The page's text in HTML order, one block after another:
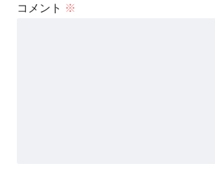
コメント ※